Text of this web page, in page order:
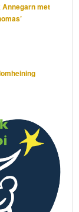
Annegarn met